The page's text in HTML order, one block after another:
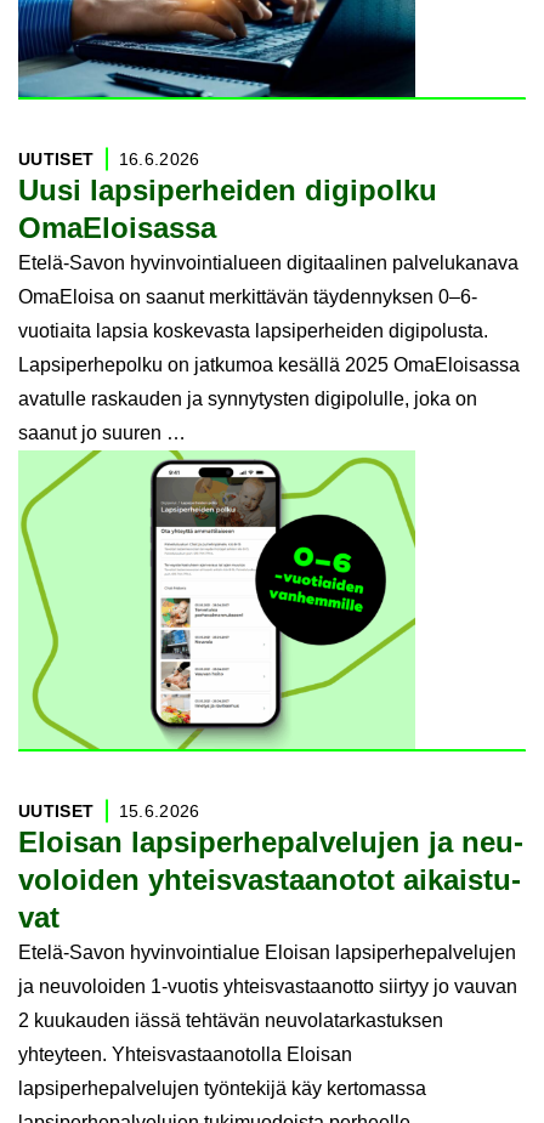
Uusi lap­si­per­hei­den di­gi­pol­ku
OmaE­loi­sas­sa
UU­TI­SET 16.6.2026
Etelä-Savon hyvinvointialueen digitaalinen palvelukanava
OmaEloisa on saanut merkittävän täydennyksen 0–6-
vuotiaita lapsia koskevasta lapsiperheiden digipolusta.
Lapsiperhepolku on jatkumoa kesällä 2025 OmaEloisassa
avatulle raskauden ja synnytysten digipolulle, joka on
saanut jo suuren …
Eloi­san lap­si­per­he­pal­ve­lu­jen ja neu­
vo­loi­den yh­teis­vas­taa­no­tot ai­kais­tu­
vat
UU­TI­SET 15.6.2026
Etelä-Savon hyvinvointialue Eloisan lapsiperhepalvelujen
ja neuvoloiden 1-vuotis yhteisvastaanotto siirtyy jo vauvan
2 kuukauden iässä tehtävän neuvolatarkastuksen
yhteyteen. Yhteisvastaanotolla Eloisan
lapsiperhepalvelujen työntekijä käy kertomassa